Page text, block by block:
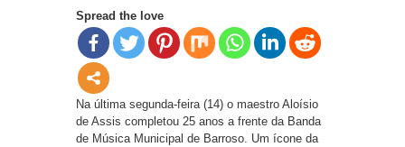
Spread the love
Na última segunda-feira (14) o maestro Aloísio
de Assis completou 25 anos a frente da Banda
de Música Municipal de Barroso. Um ícone da